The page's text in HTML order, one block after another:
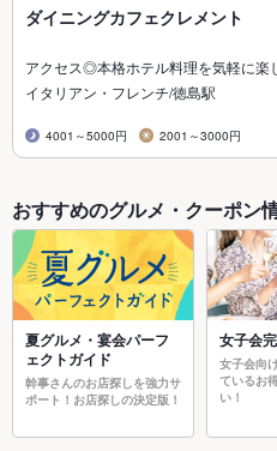
ダイニングカフェクレメント
アクセス◎本格ホテル料理を気軽に
イタリアン・フレンチ/徳島駅
4001～5000円 2001～3000円
おすすめのグルメ・クーポン
夏グルメ・宴会パーフ
ェクトガイド
幹事さんのお店探しを強力サ
ポート！お店探しの決定版！
女子会
女子会向
ているお
い！